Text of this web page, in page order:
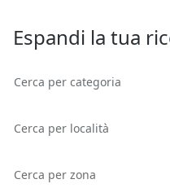
Espandi la tua
Cerca per categoria
Cerca per località
Cerca per zona